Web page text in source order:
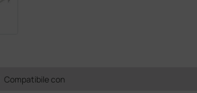
Compatibile con